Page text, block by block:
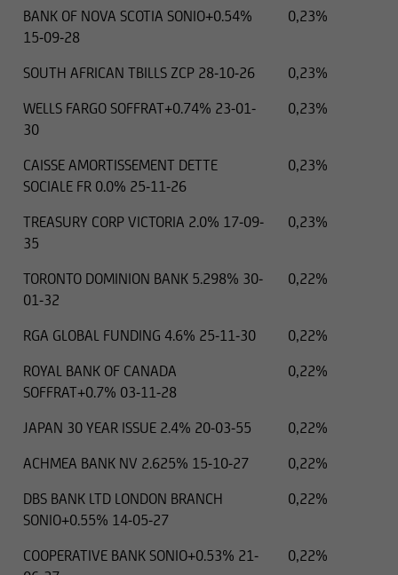
BANK OF NOVA SCOTIA SONIO+0.54%
15-09-28
0,23%
SOUTH AFRICAN TBILLS ZCP 28-10-26
0,23%
WELLS FARGO SOFFRAT+0.74% 23-01-
30
0,23%
CAISSE AMORTISSEMENT DETTE
SOCIALE FR 0.0% 25-11-26
0,23%
TREASURY CORP VICTORIA 2.0% 17-09-
35
0,23%
TORONTO DOMINION BANK 5.298% 30-
01-32
0,22%
RGA GLOBAL FUNDING 4.6% 25-11-30
0,22%
ROYAL BANK OF CANADA
SOFFRAT+0.7% 03-11-28
0,22%
JAPAN 30 YEAR ISSUE 2.4% 20-03-55
0,22%
ACHMEA BANK NV 2.625% 15-10-27
0,22%
DBS BANK LTD LONDON BRANCH
SONIO+0.55% 14-05-27
0,22%
COOPERATIVE BANK SONIO+0.53% 21-
0,22%